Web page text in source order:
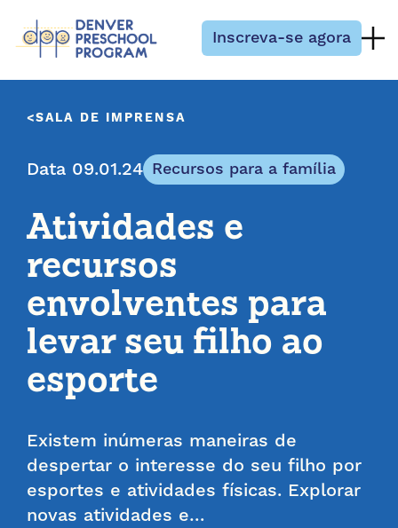
Inscreva-se agora
SALA DE IMPRENSA
Data 09.01.24 Recursos para a família
Atividades e
recursos
envolventes para
levar seu filho ao
esporte
Existem inúmeras maneiras de
despertar o interesse do seu filho por
esportes e atividades físicas. Explorar
novas atividades e…